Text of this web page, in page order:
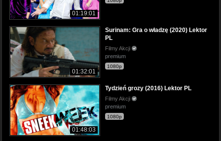
01:19:01
01:32:01
Surinam: Gra o władzę (2020) Lektor
PL
Filmy Akcji
premium
1080p
01:48:03
Tydzień grozy (2016) Lektor PL
Filmy Akcji
premium
1080p